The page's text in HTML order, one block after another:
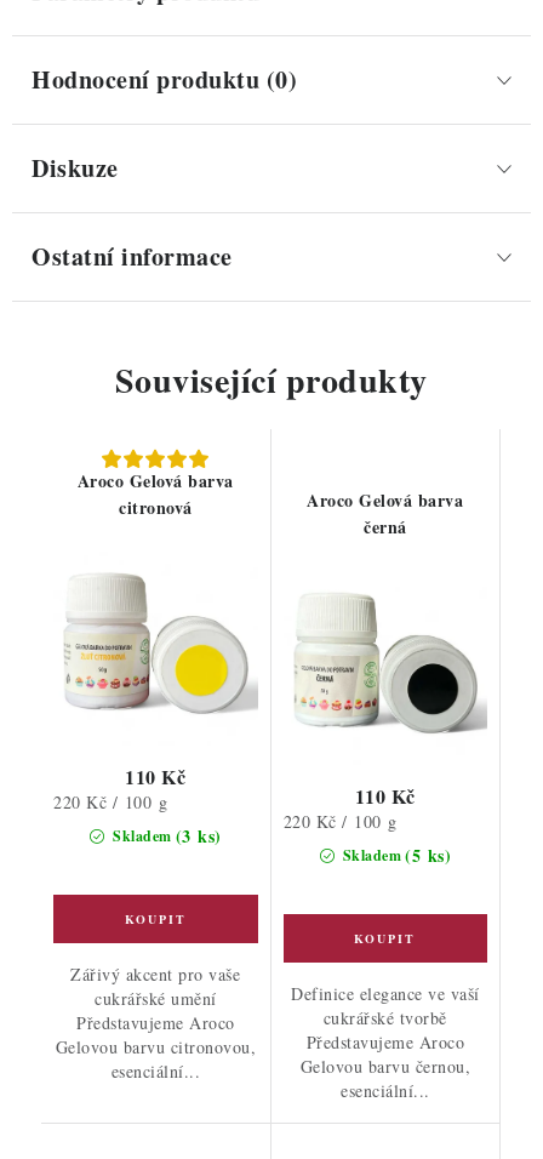
Hodnocení produktu (0)
Diskuze
Ostatní informace
Související produkty
Aroco Gelová barva
citronová
Skladem (3 ks)
110 Kč
Měrná
220 Kč / 100 g
Zářivý akcent pro vaše
cukrářské umění
Představujeme Aroco
Gelovou barvu citronovou,
esenciální...
Aroco Gelová barva
černá
Skladem(5 ks)
110 Kč
Měrná
220 Kč / 100 g
Definice elegance ve vaší
cukrářské tvorbě
Představujeme Aroco
Gelovou barvu černou,
esenciální...